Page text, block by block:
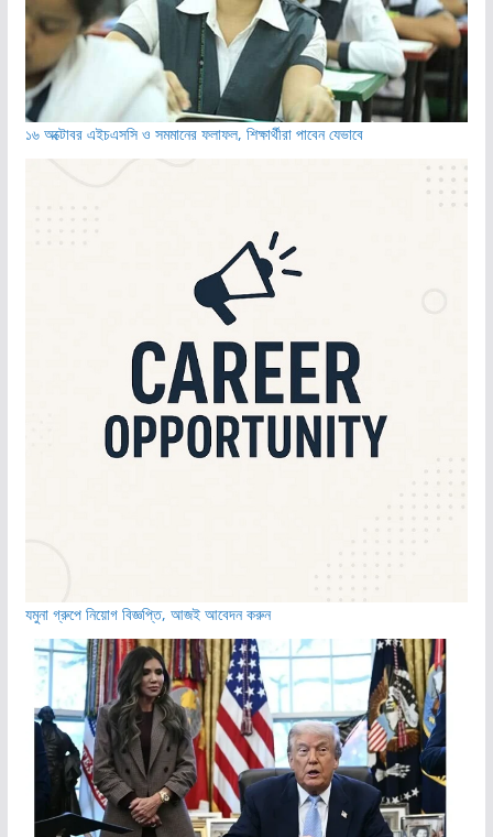
১৬ অক্টোবর এইচএসসি ও সমমানের ফলাফল, শিক্ষার্থীরা পাবেন যেভাবে
যমুনা গ্রুপে নিয়োগ বিজ্ঞপ্তি, আজই আবেদন করুন